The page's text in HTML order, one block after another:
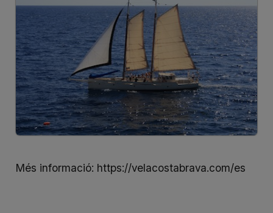
Més informació: https://velacostabrava.com/es